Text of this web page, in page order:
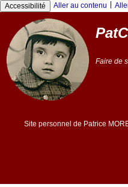
Accessibilité Aller au contenu
Faire de
Site personnel de Patrice